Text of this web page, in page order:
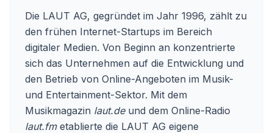
Die LAUT AG, gegründet im Jahr 1996, zählt zu
den frühen Internet-Startups im Bereich
digitaler Medien. Von Beginn an konzentrierte
sich das Unternehmen auf die Entwicklung und
den Betrieb von Online-Angeboten im Musik-
und Entertainment-Sektor. Mit dem
Musikmagazin laut.deund dem Online-Radio
laut.fmetablierte die LAUT AG eigene